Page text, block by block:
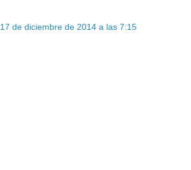
17 de diciembre de 2014 a las 7:15